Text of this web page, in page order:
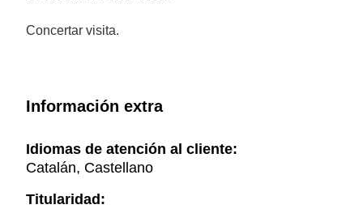
Concertar visita.
Información extra
Idiomas de atención al cliente:
Catalán, Castellano
Titularidad: